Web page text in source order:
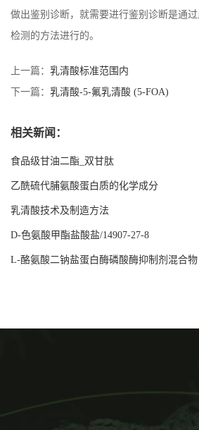
做出鉴别诊断，就需要进行鉴别诊断是通
检测的方法进行的。
上一篇： 乳清酸标准范围内
下一篇： 乳清酸-5-氟乳清酸 (5-FOA)
相关新闻：
食品级甘油二酯_双甘肽
乙酰硫代脯氨酸蛋白质的化学成分
乳清酸技术及制造方法
D-色氨酸甲酯盐酸盐/14907-27-8
L-酪氨酸二钠盐蛋白酶磷酸酶抑制剂混合物